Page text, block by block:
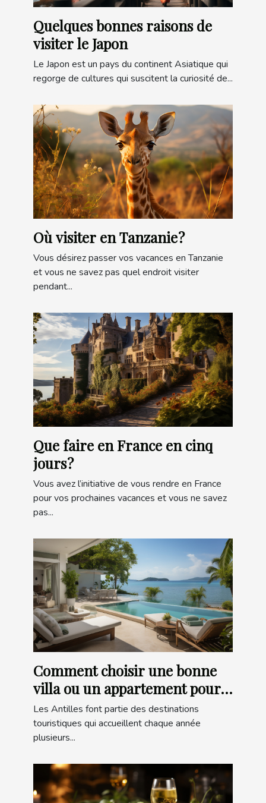
Quelques bonnes raisons de
visiter le Japon
Le Japon est un pays du continent Asiatique qui
regorge de cultures qui suscitent la curiosité de...
Où visiter en Tanzanie ?
Vous désirez passer vos vacances en Tanzanie
et vous ne savez pas quel endroit visiter
pendant...
Que faire en France en cinq
jours ?
Vous avez l’initiative de vous rendre en France
pour vos prochaines vacances et vous ne savez
pas...
Comment choisir une bonne
villa ou un appartement pour
un séjour dans les Antilles ?
Les Antilles font partie des destinations
touristiques qui accueillent chaque année
plusieurs...